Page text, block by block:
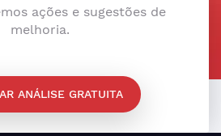
ações e sugestões de
melhoria.
ANÁLISE GRATUITA